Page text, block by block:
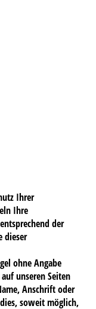
Ihrer
Ihre
der
dieser
ohne Angabe
unseren Seiten
Anschrift oder
soweit möglich,